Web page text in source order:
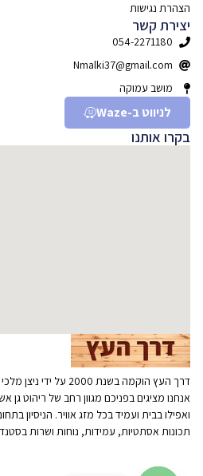
דרך העץ הוקמה בשנת 2000 על ידי ניצן מלכי שעוסק בעץ מ-1986.
אנחנו מציגים בפניכם מגוון רחב של ריהוט
ואפילו בבית ועמיד בכל מזג אוויר. הניסיון
תכונות אסתטיות, עמידות, נוחות ושרות
יצירת קשר
054-2271180
Nmalki37@gmail.com
מושב עמוקה
לניווט ב-Waze
הצהרת נגישות
בקרו אותנו